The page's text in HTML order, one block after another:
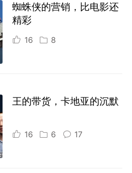
蜘蛛侠的营销，比电影还
精彩
16 8
王的带货，卡地亚的沉默
16 6 17